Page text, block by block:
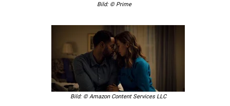
Bild: © Prime
Bild: © Amazon Content Services LLC